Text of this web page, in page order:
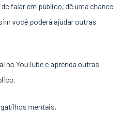
falar em público, dê uma chance
você poderá ajudar outras
no YouTube e aprenda outras
mentais,